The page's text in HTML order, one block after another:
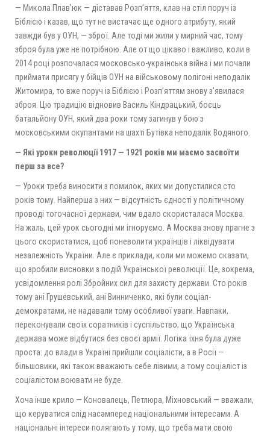
— Микола Плав’юк — діставав Розп’яття, клав на стіл поруч із
Біблією і казав, що тут не вистачає ще одного атрибуту, який
завжди був у ОУН, — зброї. Але тоді ми жили у мирний час, тому
зброя була уже не потрібною. Але от що цікаво і важливо, коли в
2014 році розпочалася московсько-українська війна і ми почали
приймати присягу у бійців ОУН на військовому полігоні неподалік
Житомира, то вже поруч із Біблією і Розп’яттям знову з’явилася
зброя. Цю традицію відновив Василь Кіндрацький, боєць
батальйону ОУН, який два роки тому загинув у бою з
московськими окупантами на шахті Бутівка неподалік Водяного.
— Які уроки революції 1917 — 1921 років ми маємо засвоїти
перш за все?
— Уроки треба виносити з помилок, яких ми допустилися сто
років тому. Найперша з них — відсутність єдності у політичному
проводі тогочасної держави, чим вдало скористалася Москва.
На жаль, цей урок сьогодні ми ігноруємо. А Москва знову прагне з
цього скористатися, щоб поневолити українців і ліквідувати
незалежність України. Але є приклади, коли ми можемо сказати,
що зробили висновки з подій Української революції. Це, зокрема,
усвідомлення ролі Збройних сил для захисту держави. Сто років
тому ані Грушевський, ані Винниченко, які були соціал-
демократами, не надавали тому особливої уваги. Навпаки,
переконували своїх соратників і суспільство, що Українська
держава може відбутися без своєї армії. Логіка їхня була дуже
проста: до влади в Україні прийшли соціалісти, а в Росії —
більшовики, які також вважають себе лівими, а тому соціаліст із
соціалістом воювати не буде.
Хоча інше крило — Коновалець, Петлюра, Міхновський — вважали,
що керуватися слід насамперед національними інтересами. А
національні інтереси полягають у тому, що треба мати свою